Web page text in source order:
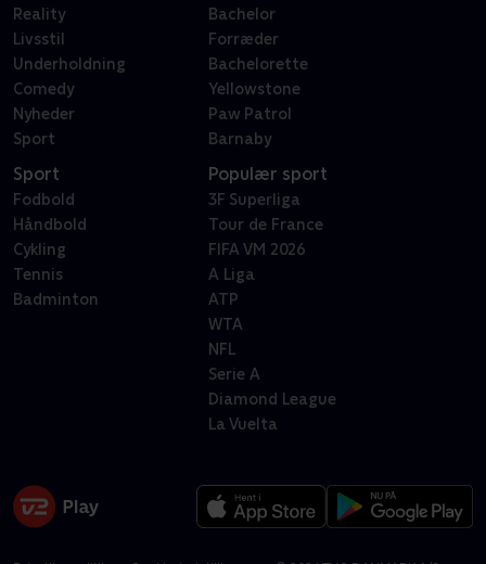
Reality
Livsstil
Underholdning
Comedy
Nyheder
Sport
Bachelor
Forræder
Bachelorette
Yellowstone
Paw Patrol
Barnaby
Sport
Fodbold
Håndbold
Cykling
Tennis
Badminton
Populær sport
3F Superliga
Tour de France
FIFA VM 2026
A Liga
ATP
WTA
NFL
Serie A
Diamond League
La Vuelta